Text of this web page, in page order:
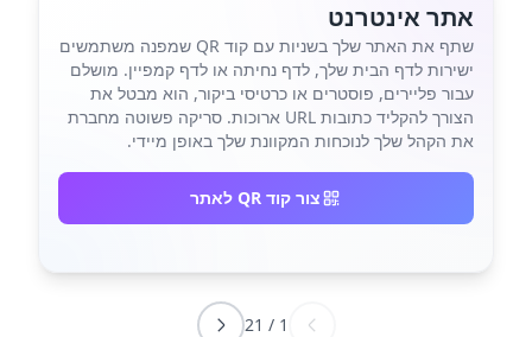
אתר אינטרנט
שתף את האתר שלך בשניות עם קוד QR שמפנה משתמשים
ישירות לדף הבית שלך, לדף נחיתה או לדף קמפיין. מושלם
עבור פליירים, פוסטרים או כרטיסי ביקור, הוא מבטל את
הצורך להקליד כתובות URL ארוכות. סריקה פשוטה מחברת
את הקהל שלך לנוכחות המקוונת שלך באופן מיידי.
צור קוד QR לאתר
1
/
21